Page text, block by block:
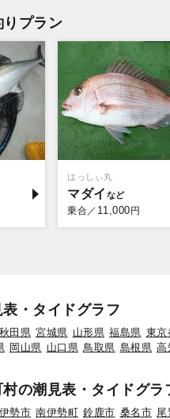
りプラン
はっしぃ丸
マダイ
乗合／ 11,000 円
・タイドグラフ
秋田県 宮城県 山形県 福島県 東京
岡山県 山口県 鳥取県 島根県 高
の潮見表・タイドグラ
伊勢市 南伊勢町 鈴鹿市 桑名市 尾